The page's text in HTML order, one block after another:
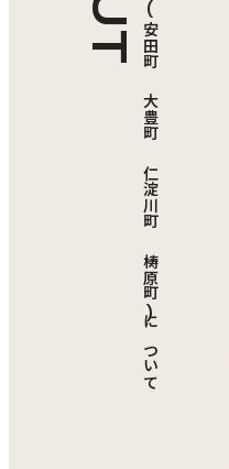
高知県 2町訪問(安田町 大豊町 仁淀川町 梼原町)について